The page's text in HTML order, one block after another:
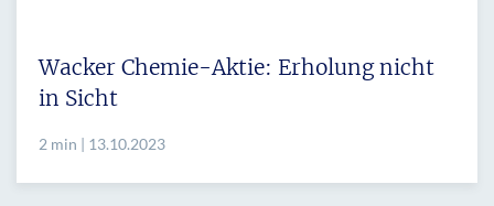
Wacker Chemie-Aktie: Erholung nicht
in Sicht
2 min | 13.10.2023